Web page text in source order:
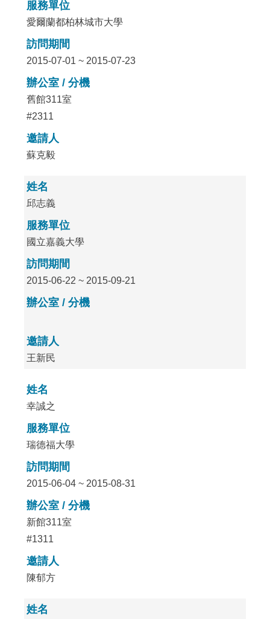
服務單位
愛爾蘭都柏林城市大學
訪問期間
2015-07-01 ~ 2015-07-23
辦公室 / 分機
舊館311室
#2311
邀請人
蘇克毅
姓名
邱志義
服務單位
國立嘉義大學
訪問期間
2015-06-22 ~ 2015-09-21
辦公室 / 分機
邀請人
王新民
姓名
幸誠之
服務單位
瑞德福大學
訪問期間
2015-06-04 ~ 2015-08-31
辦公室 / 分機
新館311室
#1311
邀請人
陳郁方
姓名